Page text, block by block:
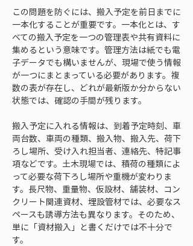
この問題を防ぐには、搬入予定を前日までに
一本化することが重要です。一本化とは、す
べての搬入予定を一つの管理表や共有資料に
集めるという意味です。管理方法は紙でも電
子データでも構いませんが、現場で使う情報
が一つにまとまっている必要があります。複
数の表が存在し、どれが最新版か分からない
状態では、確認の手間が残ります。
搬入予定に入れる情報は、到着予定時刻、車
両台数、車両の種類、搬入物、搬入先、荷下
ろし場所、受け入れ担当者、連絡先、特記事
項などです。土木現場では、積荷の種類によ
って必要な荷下ろし場所や重機が変わりま
す。長尺物、重量物、仮設材、舗装材、コン
クリート関連資材、埋設管材では、必要なス
ペースも誘導方法も異なります。そのため、
単に「資材搬入」と書くだけでは不十分で
す。